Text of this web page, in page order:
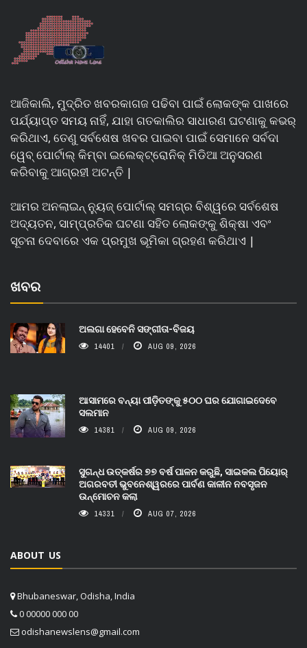
ଆଜିକାଲି, ମୁଦ୍ରିତ ଖବରକାଗଜ ପଢିବା ପାଇଁ ଲୋକଙ୍କ ପାଖରେ
ପର୍ଯ୍ୟାପ୍ତ ସମୟ ନାହିଁ, ଯାହା ଗତକାଲିର ସାଧାରଣ ଘଟଣାକୁ କଭର୍
କରିଥାଏ, ତେଣୁ ସର୍ବଶେଷ ଖବର ପାଇବା ପାଇଁ ସେମାନେ ସର୍ବଦା
ୱେବ୍ ପୋର୍ଟାଲ୍ କିମ୍ବା ଇଲେକ୍ଟ୍ରୋନିକ୍ ମିଡିଆ ଅନୁସରଣ
କରିବାକୁ ଆଗ୍ରହୀ ଅଟନ୍ତି |
ଆମର ଅନଲାଇନ୍ ନ୍ୟୁଜ୍ ପୋର୍ଟାଲ୍ ସମଗ୍ର ବିଶ୍ୱରେ ସର୍ବଶେଷ
ଅଦ୍ୟତନ, ସାମ୍ପ୍ରତିକ ଘଟଣା ସହିତ ଲୋକଙ୍କୁ ଶିକ୍ଷା ଏବଂ
ସୂଚନା ଦେବାରେ ଏକ ପ୍ରମୁଖ ଭୂମିକା ଗ୍ରହଣ କରିଥାଏ |
ଖବର
ଅଲଗା ହେବେନି ସଙ୍ଗୀତା-ବିଜୟ
14401 AUG 09, 2026
ଆସାମରେ ବନ୍ୟା ପୀଡ଼ିତଙ୍କୁ ୫୦୦ ଘର ଯୋଗାଇଦେବେ
ସଲମାନ
14381 AUG 09, 2026
ସୁଗନ୍ଧ ଉତ୍କର୍ଷର ୭୭ ବର୍ଷ ପାଳନ କରୁଛି, ସାଇକଲ ପିୟୋର୍‌
ଅଗରବତୀ ଭୁବନେଶ୍ୱରରେ ପାର୍ବଣ କାଳୀନ ନବସୃଜନ
ଉନ୍ମୋଚନ କଲା
14331 AUG 07, 2026
ABOUT US
Bhubaneswar, Odisha, India
0 00000 000 00
odishanewslens@gmail.com